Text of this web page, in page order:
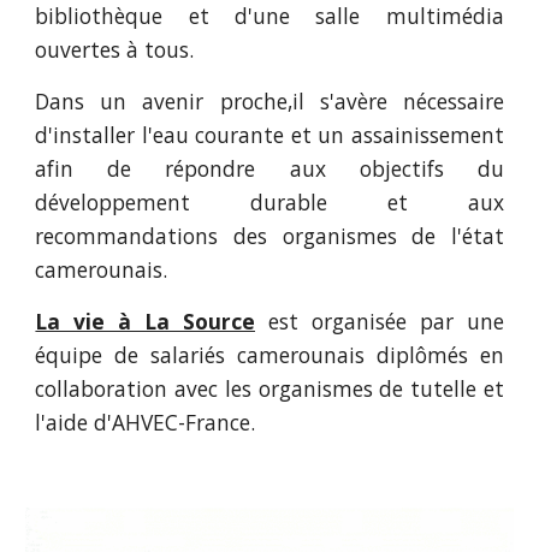
bibliothèque et d'une salle multimédia
ouvertes à tous.
Dans un avenir proche,il s'avère nécessaire
d'installer l'eau courante et un assainissement
afin de répondre aux objectifs du
développement durable et aux
recommandations des organismes de l'état
camerounais.
La vie à La Source est organisée par une
équipe de salariés camerounais diplômés en
collaboration avec les organismes de tutelle et
l'aide d'AHVEC-France.